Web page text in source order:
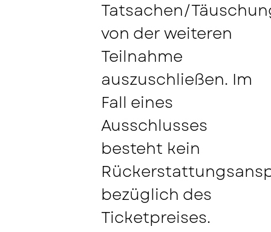
Tatsachen/
von der weiteren
Teilnahme
auszuschließen. Im
Fall eines
Ausschlusses
besteht kein
bezüglich des
Ticketpreises.